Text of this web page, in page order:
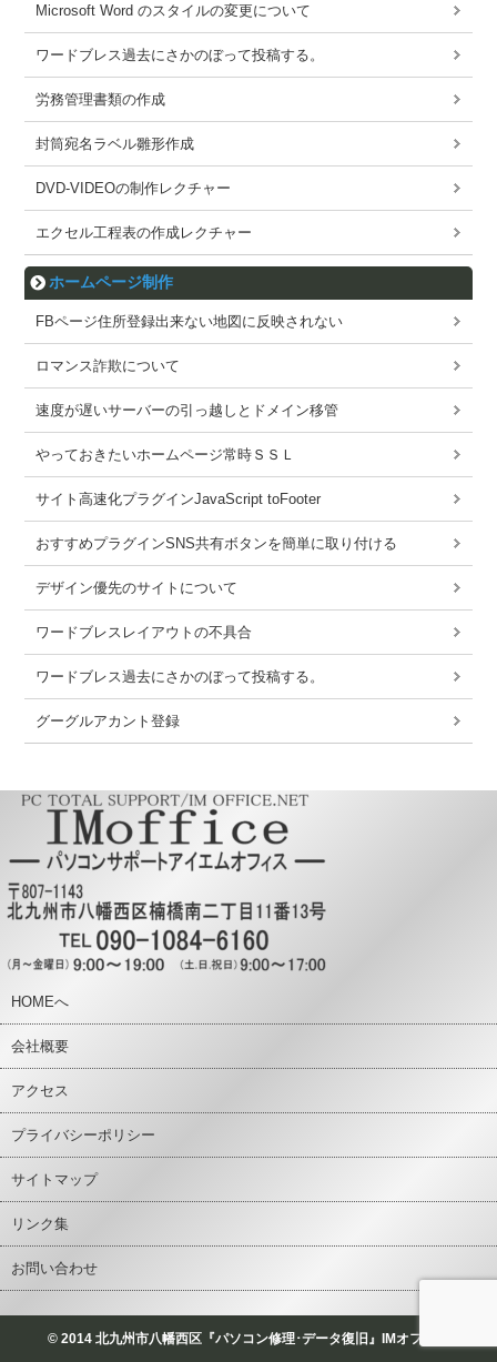
Microsoft Word のスタイルの変更について
ワードブレス過去にさかのぼって投稿する。
労務管理書類の作成
封筒宛名ラベル雛形作成
DVD-VIDEOの制作レクチャー
エクセル工程表の作成レクチャー
ホームページ制作
FBページ住所登録出来ない地図に反映されない
ロマンス詐欺について
速度が遅いサーバーの引っ越しとドメイン移管
やっておきたいホームページ常時ＳＳＬ
サイト高速化プラグインJavaScript toFooter
おすすめプラグインSNS共有ボタンを簡単に取り付ける
デザイン優先のサイトについて
ワードブレスレイアウトの不具合
ワードブレス過去にさかのぼって投稿する。
グーグルアカント登録
HOMEへ
会社概要
アクセス
プライバシーポリシー
サイトマップ
リンク集
お問い合わせ
© 2014 北九州市八幡西区『パソコン修理･データ復旧』IMオフィス